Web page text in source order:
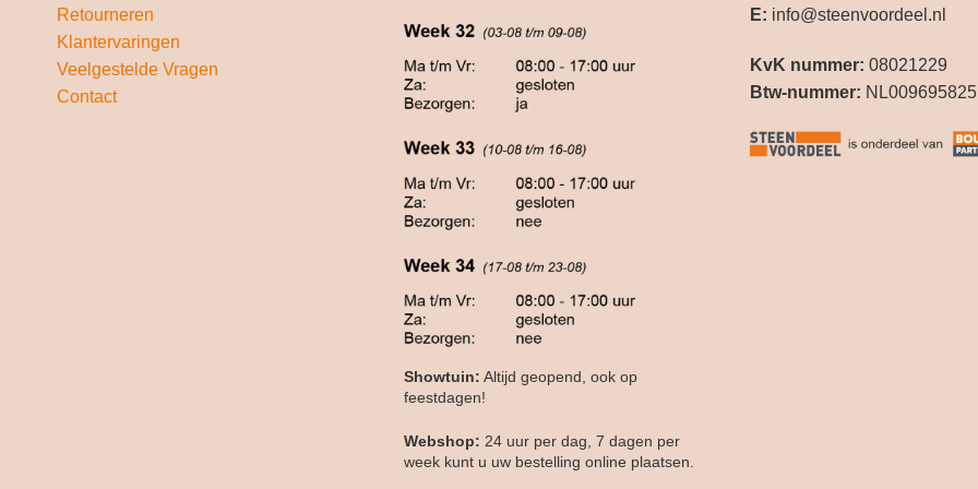
Retourneren
Klantervaringen
Veelgestelde Vragen
Contact
Showtuin: Altijd geopend, ook op
feestdagen!
Webshop: 24 uur per dag, 7 dagen per
week kunt u uw bestelling online plaatsen.
E: info@steenvoordeel.nl
KvK nummer: 08021229
Btw-nummer: